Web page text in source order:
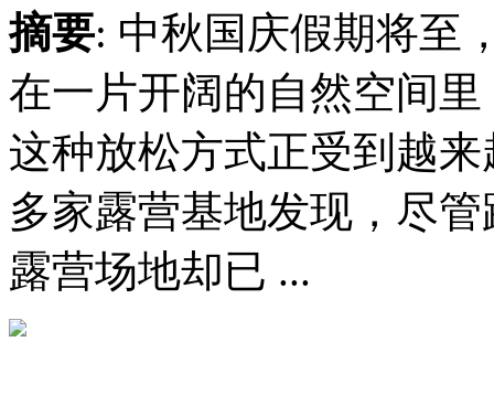
摘要: 中秋国庆假期将至
在一片开阔的自然空间
这种放松方式正受到越
多家露营基地发现，尽
露营场地却已 ...